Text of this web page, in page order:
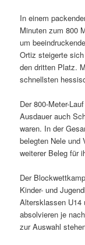
In einem
Minuten zum 800
um
Ortiz steigerte
den dritten Platz.
schnellsten
Der 800-Meter-
Ausdauer auch
waren. In der
belegten Nele und
weiterer Beleg für
Der
Kinder- und
Altersklassen U14
absolvieren je
zur Auswahl